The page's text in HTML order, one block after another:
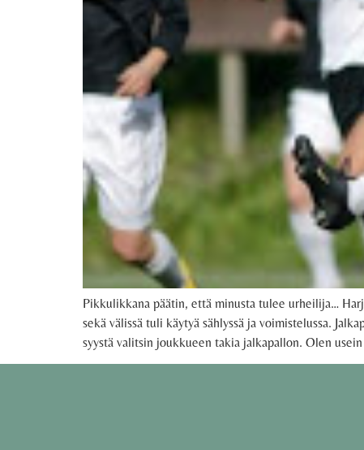
Pikkulikkana päätin, että minusta tulee urheilija…
sekä välissä tuli käytyä sählyssä ja voimistelussa.
syystä valitsin joukkueen takia jalkapallon. Olen